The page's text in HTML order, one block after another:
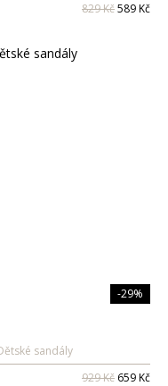
829 Kč589 Kč
-29%
sandály
929 Kč 659 Kč